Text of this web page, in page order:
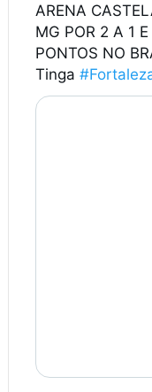
ARENA
MG POR 2 A 1
PONTOS NO
Tinga